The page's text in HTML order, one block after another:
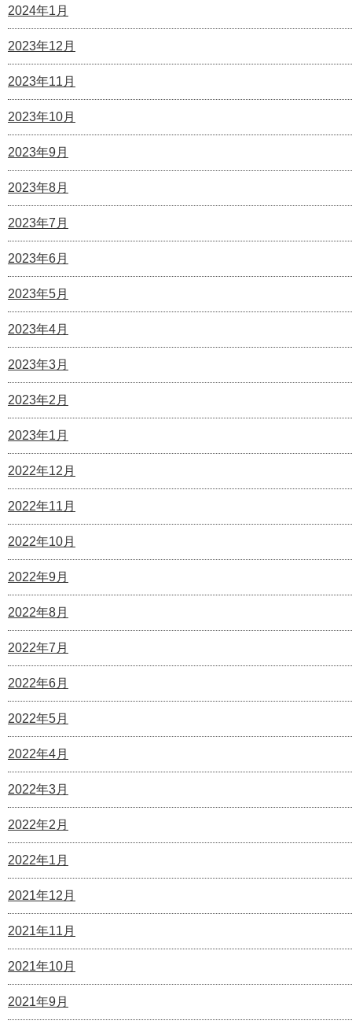
2024年1月
2023年12月
2023年11月
2023年10月
2023年9月
2023年8月
2023年7月
2023年6月
2023年5月
2023年4月
2023年3月
2023年2月
2023年1月
2022年12月
2022年11月
2022年10月
2022年9月
2022年8月
2022年7月
2022年6月
2022年5月
2022年4月
2022年3月
2022年2月
2022年1月
2021年12月
2021年11月
2021年10月
2021年9月